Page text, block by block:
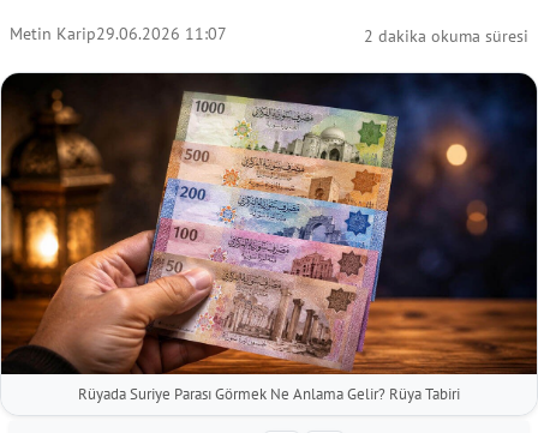
Metin Karip29.06.2026 11:07 2 dakika okuma süresi
Rüyada Suriye Parası Görmek Ne Anlama Gelir? Rüya Tabiri